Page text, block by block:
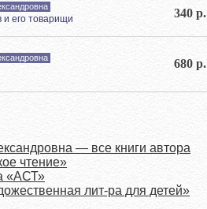
и его товарищи 340 р.
680 р.
— все книги автора
чтение»
«АСТ»
лит-ра для детей»